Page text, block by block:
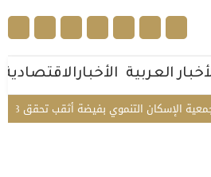
العربية الأخبارالاقتصادية
التنموي بفيضة أثقب تحقق 96.3% في تقييم الحوكمة